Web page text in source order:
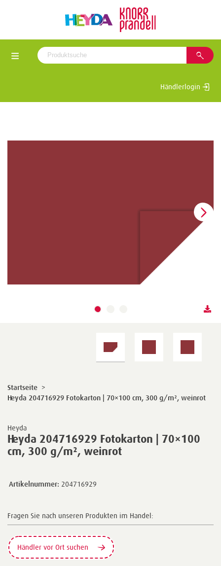
Händlerlogin
Heyda
Heyda 204716929 Fotokarton | 70×100
cm, 300 g/m², weinrot
Startseite >
Heyda 204716929 Fotokarton | 70×100 cm, 300 g/m², weinrot
Artikelnummer: 204716929
Fragen Sie nach unseren Produkten im Handel:
Händler vor Ort suchen